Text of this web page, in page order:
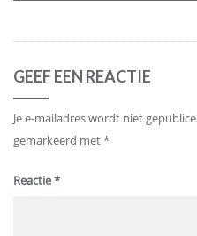
GEEF EEN REACTIE
Je e-mailadres wordt niet
gemarkeerd met*
Reactie*